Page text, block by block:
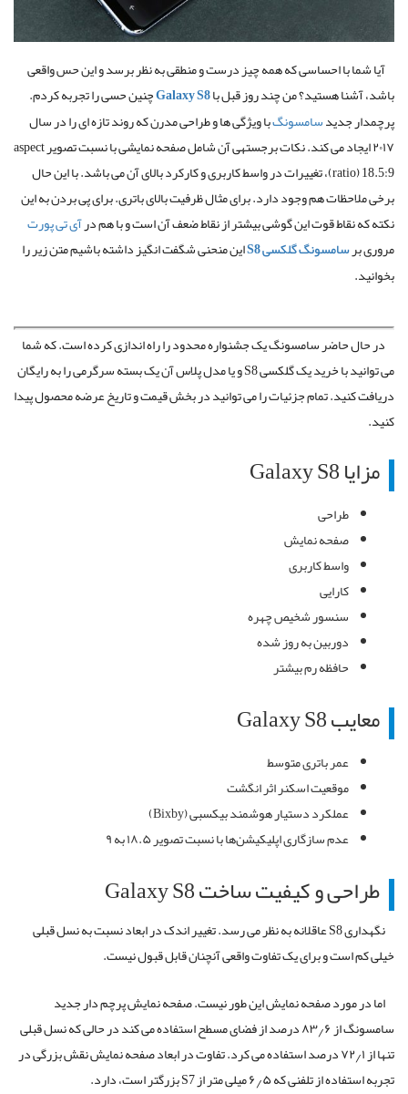
آیا شما با احساسی که همه چیز درست و منطقی به نظر برسد و این حس واقعی
باشد، آشنا هستید؟ من چند روز قبل باGalaxy S8چنین حسی را تجربه کردم.
پرچمدار جدیدسامسونگبا ویژگی ها و طراحی مدرن که روند تازه ای را در سال
۲۰۱۷ ایجاد می کند. نکات برجسته‎ی آن شامل صفحه نمایشی با نسبت تصویر aspect
ratio) 18.5:9)، تغییرات در واسط کاربری و کارکرد بالای آن می باشد. با این حال
برخی ملاحظات هم وجود دارد. برای مثال ظرفیت بالای باتری. برای پی بردن به این
نکته که نقاط قوت این گوشی بیشتر از نقاط ضعف آن است و با هم درآی تی پورت
مروری برسامسونگ گلکسی S8
این منحنی شگفت انگیز داشته باشیم متن زیر را
بخوانید.
در حال حاضر سامسونگ یک جشنواره محدود را راه اندازی کرده است. که شما
می توانید با خرید یک گلکسی S8 و یا مدل پلاس آن یک بسته سرگرمی را به رایگان
دریافت کنید. تمام جزئیات را می توانید در بخش قیمت و تاریخ عرضه محصول پیدا
کنید.
مزایا Galaxy S8
طراحی
صفحه نمایش
واسط کاربری
کارایی
سنسور شخیص چهره
دوربین به روز شده
حافظه رم بیشتر
معایب Galaxy S8
عمر باتری متوسط
موقعیت اسکنر اثر انگشت
عملکرد دستیار هوشمند بیکسبی (Bixby)
عدم سازگاری اپلیکیشن‌ها با نسبت تصویر ۱۸.۵ به ۹
طراحی و کیفیت ساخت Galaxy S8
نگهداری S8 عاقلانه به نظر می رسد. تغییر اندک در ابعاد نسبت به نسل قبلی
خیلی کم است و برای یک تفاوت واقعی آنچنان قابل قبول نیست.
اما در مورد صفحه نمایش این طور نیست. صفحه نمایش پرچم دار جدید
سامسونگ از ۸۳٫۶ درصد از فضای مسطح استفاده می کند در حالی که نسل قبلی
تنها از ۷۲٫۱ درصد استفاده می کرد. تفاوت در ابعاد صفحه نمایش نقش بزرگی در
تجربه استفاده از تلفنی که ۶٫۵ میلی متر از S7 بزرگتر است، دارد.